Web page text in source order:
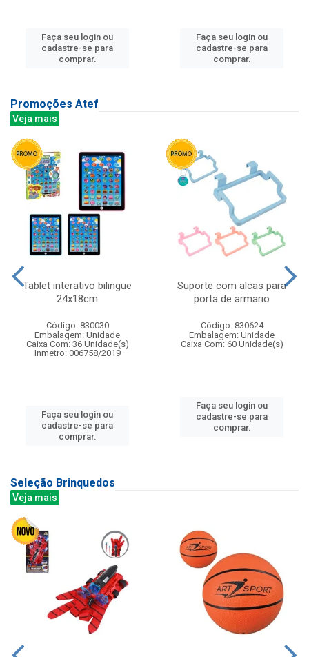
Faça seu login ou
cadastre-se para
comprar.
Faça seu login ou
cadastre-se para
comprar.
Promoções Atef
Veja mais
Tablet interativo bilingue
24x18cm
Código: 830030
Embalagem: Unidade
Caixa Com: 36 Unidade(s)
Inmetro: 006758/2019
Faça seu login ou
cadastre-se para
comprar.
Suporte com alcas para
porta de armario
Código: 830624
Embalagem: Unidade
Caixa Com: 60 Unidade(s)
Faça seu login ou
cadastre-se para
comprar.
Seleção Brinquedos
Veja mais